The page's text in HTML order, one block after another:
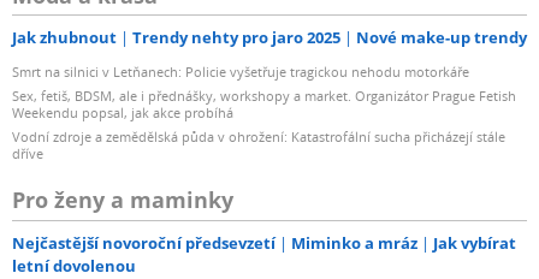
Jak zhubnout Trendy nehty pro jaro 2025 Nové make-up trendy
Smrt na silnici v Letňanech: Policie vyšetřuje tragickou nehodu motorkáře
Sex, fetiš, BDSM, ale i přednášky, workshopy a market. Organizátor Prague Fetish
Weekendu popsal, jak akce probíhá
Vodní zdroje a zemědělská půda v ohrožení: Katastrofální sucha přicházejí stále
dříve
Pro ženy a maminky
Nejčastější novoroční předsevzetí Miminko a mráz
Jak vybírat
letní dovolenou